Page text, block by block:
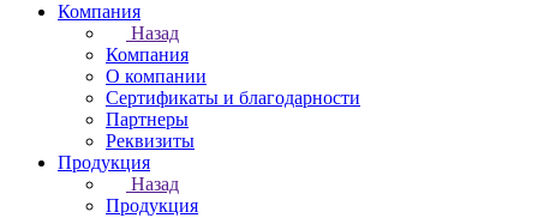
Компания
Назад
Компания
О компании
Сертификаты и благодарности
Партнеры
Реквизиты
Продукция
Назад
Продукция